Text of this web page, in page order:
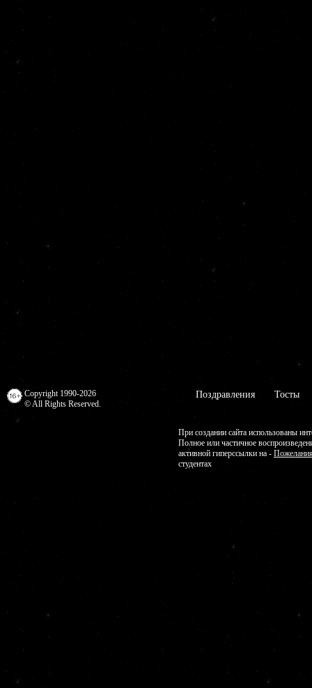
Copyright 1990-2026
© All Rights Reserved.
Поздравления Тосты
При создании сайта использованы
Полное или частичное
активной гиперссылки на -
студентах